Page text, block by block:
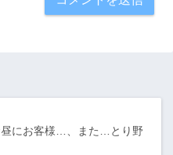
にお客様…、また…とり野